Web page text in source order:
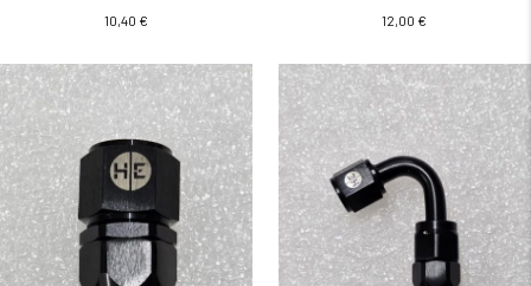
10,40 € 12,00 €